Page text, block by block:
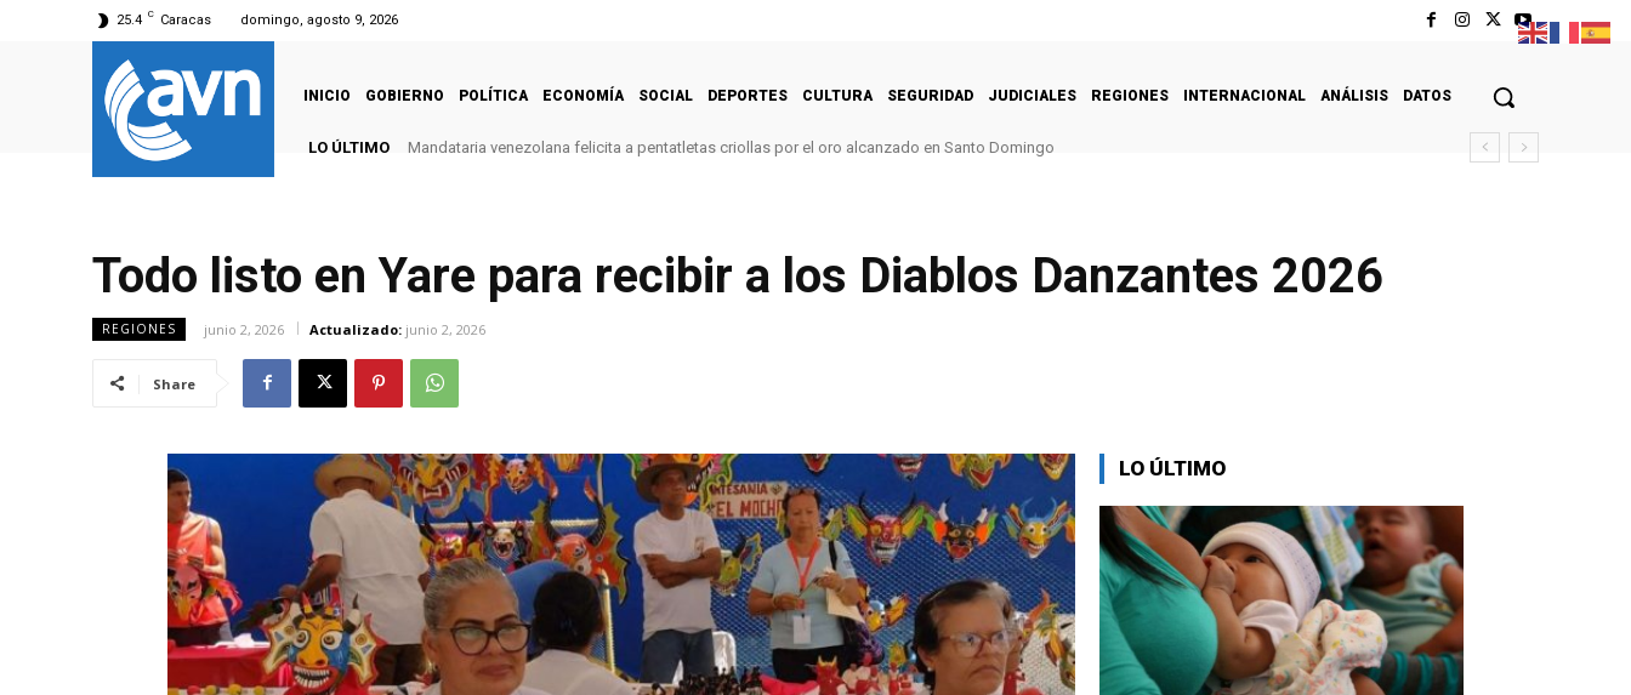
25.4 C Caracas domingo, agosto 9, 2026
INICIO GOBIERNO POLÍTICA ECONOMÍA SOCIAL DEPORTES CULTURA SEGURIDAD JUDICIALES REGIONES INTERNACIONAL ANÁLISIS DATOS
LO ÚLTIMO Mandataria venezolana felicita a pentatletas criollas por el oro alcanzado en Santo Domingo
Todo listo en Yare para recibir a los Diablos Danzantes 2026
REGIONES junio 2, 2026 Actualizado: junio 2, 2026
Share
LO ÚLTIMO